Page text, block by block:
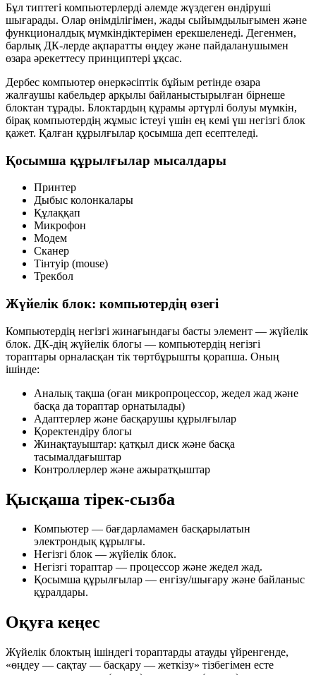
Бұл типтегі компьютерлерді әлемде жүздеген өндіруші
шығарады. Олар өнімділігімен, жады сыйымдылығымен және
функционалдық мүмкіндіктерімен ерекшеленеді. Дегенмен,
барлық ДК-лерде ақпаратты өңдеу және пайдаланушымен
өзара әрекеттесу принциптері ұқсас.
Дербес компьютер өнеркәсіптік бұйым ретінде өзара
жалғаушы кабельдер арқылы байланыстырылған бірнеше
блоктан тұрады. Блоктардың құрамы әртүрлі болуы мүмкін,
бірақ компьютердің жұмыс істеуі үшін ең кемі үш негізгі блок
қажет. Қалған құрылғылар қосымша деп есептеледі.
Қосымша құрылғылар мысалдары
Принтер
Дыбыс колонкалары
Құлаққап
Микрофон
Модем
Сканер
Тінтуір (mouse)
Трекбол
Жүйелік блок: компьютердің өзегі
Компьютердің негізгі жинағындағы басты элемент — жүйелік
блок. ДК-дің жүйелік блогы — компьютердің негізгі
тораптары орналасқан тік төртбұрышты қорапша. Оның
ішінде:
Аналық тақша (оған микропроцессор, жедел жад және
басқа да тораптар орнатылады)
Адаптерлер және басқарушы құрылғылар
Қоректендіру блогы
Жинақтауыштар: қатқыл диск және басқа
тасымалдағыштар
Контроллерлер және ажыратқыштар
Қысқаша тірек-сызба
Компьютер — бағдарламамен басқарылатын
электрондық құрылғы.
Негізгі блок — жүйелік блок.
Негізгі тораптар — процессор және жедел жад.
Қосымша құрылғылар — енгізу/шығару және байланыс
құралдары.
Оқуға кеңес
Жүйелік блоктың ішіндегі тораптарды атауды үйренгенде,
«өңдеу — сақтау — басқару — жеткізу» тізбегімен есте